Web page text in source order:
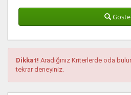
Dikkat! Aradığınız Kriterlerde oda
tekrar deneyiniz.